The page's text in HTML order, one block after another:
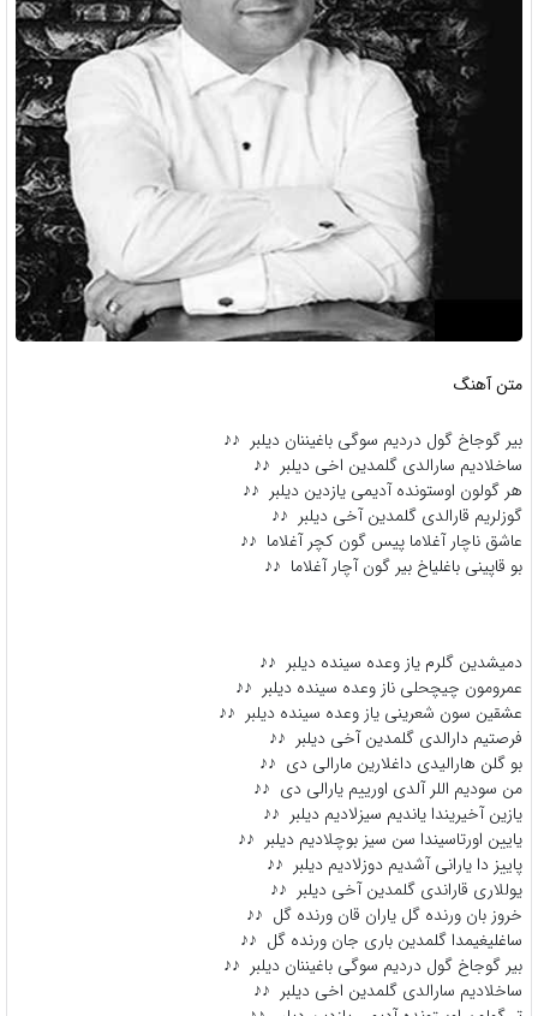
متن آهنگ
بیر گوجاخ گول دردیم سوگی باغیننان دیلبر ♪♪
ساخلادیم سارالدی گلمدین اخی دیلبر ♪♪
هر گولون اوستونده آدیمی یازدین دیلبر ♪♪
گوزلریم قارالدی گلمدین آخی دیلبر ♪♪
عاشق ناچار آغلاما پیس گون کچر آغلاما ♪♪
بو قاپینی باغلیاخ بیر گون آچار آغلاما ♪♪
دمیشدین گلرم یاز وعده سینده دیلبر ♪♪
عمرومون چیچحلی ناز وعده سینده دیلبر ♪♪
عشقین سون شعرینی یاز وعده سینده دیلبر ♪♪
فرصتیم دارالدی گلمدین آخی دیلبر ♪♪
بو گلن هارالیدی داغلارین مارالی دی ♪♪
من سودیم اللر آلدی اورییم یارالی دی ♪♪
یازین آخیریندا یاندیم سیزلادیم دیلبر ♪♪
یایین اورتاسیندا سن سیز بوچلادیم دیلبر ♪♪
پاییز دا یارانی آشدیم دوزلادیم دیلبر ♪♪
یوللاری قاراندی گلمدین آخی دیلبر ♪♪
خروز بان ورنده گل یاران قان ورنده گل ♪♪
ساغلیغیمدا گلمدین باری جان ورنده گل ♪♪
بیر گوجاخ گول دردیم سوگی باغیننان دیلبر ♪♪
ساخلادیم سارالدی گلمدین اخی دیلبر ♪♪